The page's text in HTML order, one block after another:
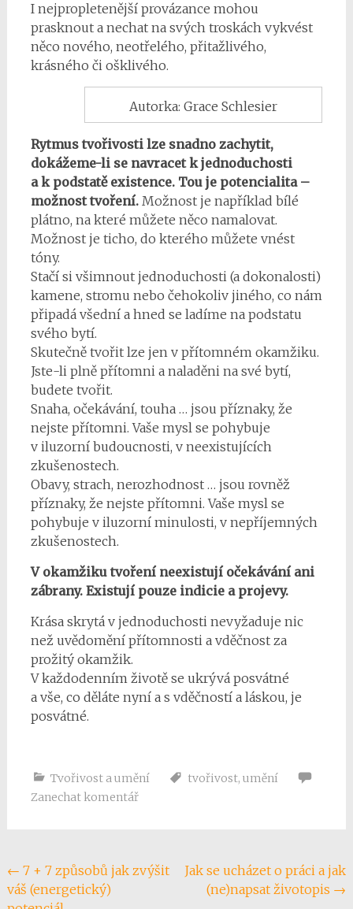
I nejpropletenější provázance mohou
prasknout a nechat na svých troskách vykvést
něco nového, neotřelého, přitažlivého,
krásného či ošklivého.
Autorka: Grace Schlesier
Rytmus tvořivosti lze snadno zachytit,
dokážeme-li se navracet k jednoduchosti
a k podstatě existence. Tou je potencialita –
možnost tvoření. Možnost je například bílé
plátno, na které můžete něco namalovat.
Možnost je ticho, do kterého můžete vnést
tóny.
Stačí si všimnout jednoduchosti (a dokonalosti)
kamene, stromu nebo čehokoliv jiného, co nám
připadá všední a hned se ladíme na podstatu
svého bytí.
Skutečně tvořit lze jen v přítomném okamžiku.
Jste-li plně přítomni a naladěni na své bytí,
budete tvořit.
Snaha, očekávání, touha … jsou příznaky, že
nejste přítomni. Vaše mysl se pohybuje
v iluzorní budoucnosti, v neexistujících
zkušenostech.
Obavy, strach, nerozhodnost … jsou rovněž
příznaky, že nejste přítomni. Vaše mysl se
pohybuje v iluzorní minulosti, v nepříjemných
zkušenostech.
V okamžiku tvoření neexistují očekávání ani
zábrany. Existují pouze indicie a projevy.
Krása skrytá v jednoduchosti nevyžaduje nic
než uvědomění přítomnosti a vděčnost za
prožitý okamžik.
V každodenním životě se ukrývá posvátné
a vše, co děláte nyní a s vděčností a láskou, je
posvátné.
Tvořivost a umění tvořivost, umění
Zanechat komentář
Post
← 7 + 7 způsobů jak zvýšit
váš (energetický)
Jak se ucházet o práci a jak
(ne)napsat životopis →